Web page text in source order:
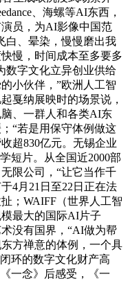
、海螺等AI东西，
员，为AI影像中国范
白、晕染，慢慢磨出我
慢，时间成本至多要多
数字文化立异创业供给
小伙伴，”欧洲人工智
戛纳展映时的场景说，
脑、一群人和各类AI东
“若是用保守体例做这
超830亿元。无锡企业
短片。从全国近2000部
限公司，“让它当作千
4月21日至22日正在法
；WAIFF（世界人工智
最大的国际AI片子
没有国界，“AI做为帮
方禅意的体例，一个具
环的数字文化财产高
一念》后感受，《一